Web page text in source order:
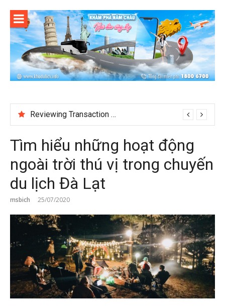
content
Reviewing Transaction History at BetNinja UK
Tìm hiểu những hoạt động
ngoài trời thú vị trong chuyến
du lịch Đà Lạt
msbich 25/07/2020